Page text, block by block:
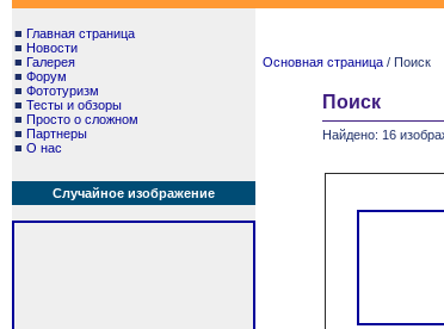
■ Главная страница
■ Новости
■ Галерея
■ Форум
■ Фототуризм
■ Тесты и обзоры
■ Просто о сложном
■ Партнеры
■ О нас
Случайное изображение
Основная страница / Поиск
Поиск
Найдено: 16